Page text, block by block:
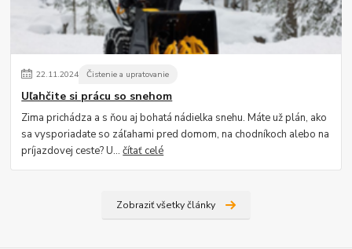
22.11.2024 Čistenie a upratovanie
Uľahčite si prácu so snehom
Zima prichádza a s ňou aj bohatá nádielka snehu. Máte už plán, ako
sa vysporiadate so záľahami pred domom, na chodníkoch alebo na
príjazdovej ceste? U...čítať celé
Zobraziť všetky články